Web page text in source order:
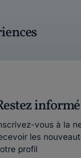
informé
vous à la
les
profil